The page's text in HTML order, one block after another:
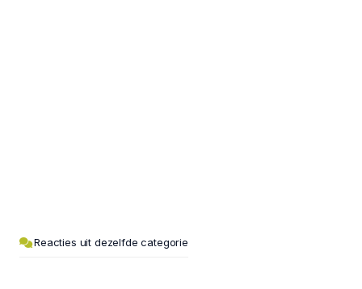
Reacties uit dezelfde categorie